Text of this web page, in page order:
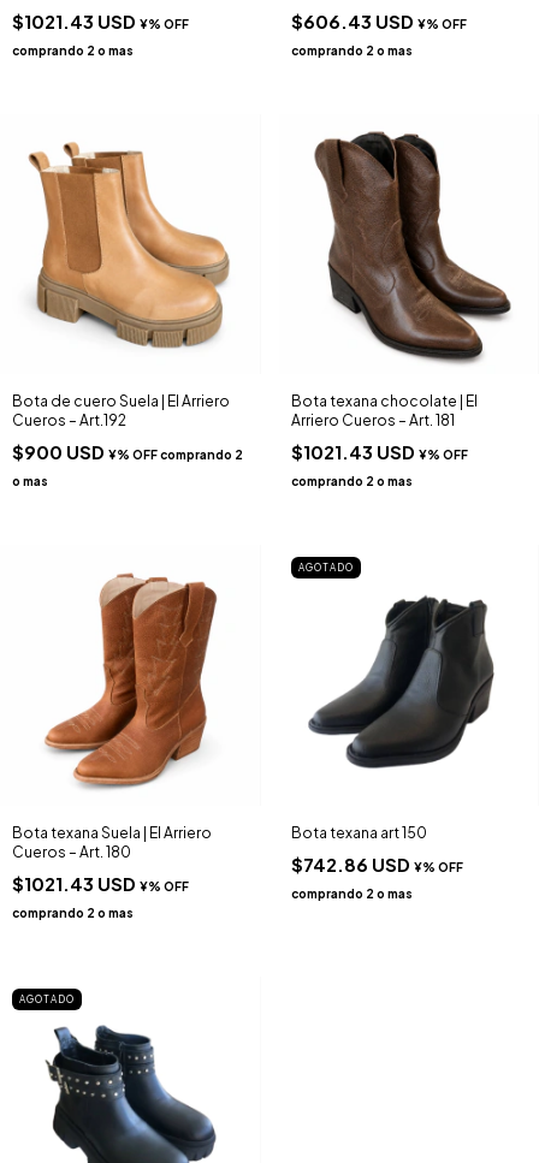
$1021.43 USD $606.43 USD
Bota de cuero Suela | El Arriero
Cueros – Art.192
$900 USD
Bota texana chocolate | El
Arriero Cueros – Art. 181
$1021.43 USD
Bota texana Suela | El Arriero
Cueros – Art. 180
$1021.43 USD
AGOTADO
Bota texana art 150
$742.86 USD
AGOTADO